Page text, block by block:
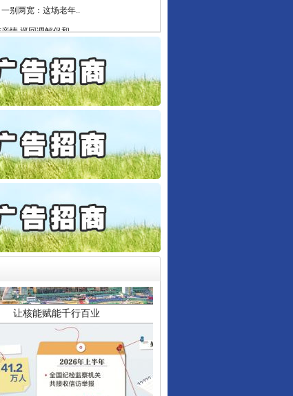
情 巡回调解促和..
离婚时为何要分走一..
狱后办书院暴力管教..
征集新型黑恶违法..
例对外贸易国家安全..
赛格商场坠亡事件
”到“全额执行”
伤，四川省安委会挂..
行业协会接连发公告